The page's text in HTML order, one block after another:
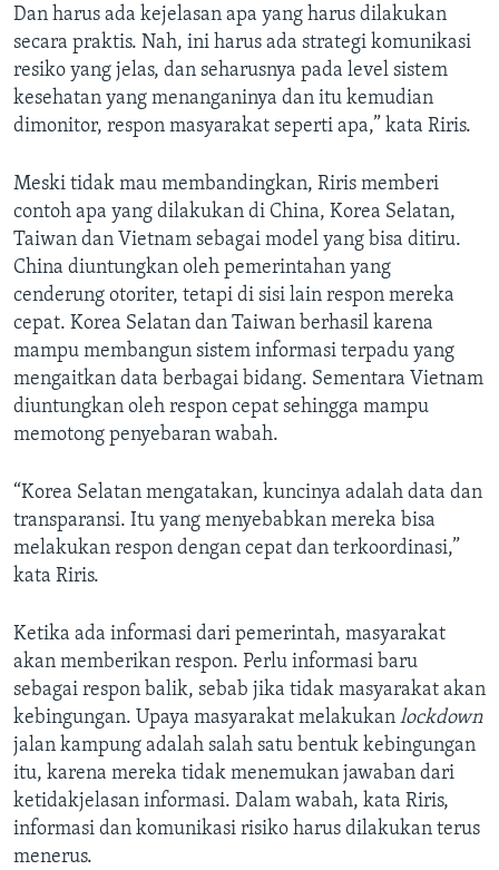
Dan harus ada kejelasan apa yang harus dilakukan
secara praktis. Nah, ini harus ada strategi komunikasi
resiko yang jelas, dan seharusnya pada level sistem
kesehatan yang menanganinya dan itu kemudian
dimonitor, respon masyarakat seperti apa,” kata Riris.
Meski tidak mau membandingkan, Riris memberi
contoh apa yang dilakukan di China, Korea Selatan,
Taiwan dan Vietnam sebagai model yang bisa ditiru.
China diuntungkan oleh pemerintahan yang
cenderung otoriter, tetapi di sisi lain respon mereka
cepat. Korea Selatan dan Taiwan berhasil karena
mampu membangun sistem informasi terpadu yang
mengaitkan data berbagai bidang. Sementara Vietnam
diuntungkan oleh respon cepat sehingga mampu
memotong penyebaran wabah.
“Korea Selatan mengatakan, kuncinya adalah data dan
transparansi. Itu yang menyebabkan mereka bisa
melakukan respon dengan cepat dan terkoordinasi,”
kata Riris.
Ketika ada informasi dari pemerintah, masyarakat
akan memberikan respon. Perlu informasi baru
sebagai respon balik, sebab jika tidak masyarakat akan
kebingungan. Upaya masyarakat melakukan lockdown
jalan kampung adalah salah satu bentuk kebingungan
itu, karena mereka tidak menemukan jawaban dari
ketidakjelasan informasi. Dalam wabah, kata Riris,
informasi dan komunikasi risiko harus dilakukan terus
menerus.